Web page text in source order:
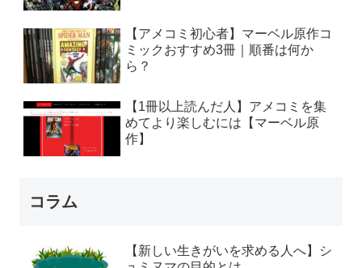
【アメコミ初心者】マーベル原作コ
ミックおすすめ3冊｜順番は何か
ら？
【1冊以上読んだ人】アメコミを集
めてより楽しむには【マーベル原
作】
コラム
【新しい生きがいを求める人へ】シ